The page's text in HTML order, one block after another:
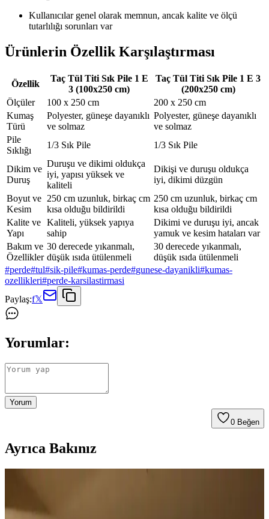
Kullanıcılar genel olarak memnun, ancak kalite ve ölçü
tutarlılığı sorunları var
Ürünlerin Özellik Karşılaştırması
Özellik
Taç Tül Titi Sık Pile 1 E
3 (100x250 cm)
Taç Tül Titi Sık Pile 1 E 3
(200x250 cm)
Ölçüler
100 x 250 cm
200 x 250 cm
Kumaş
Türü
Polyester, güneşe dayanıklı
ve solmaz
Polyester, güneşe dayanıklı
ve solmaz
Pile
Sıklığı
1/3 Sık Pile 1/3 Sık Pile
Dikim ve
Duruş
Duruşu ve dikimi oldukça
iyi, yapısı yüksek ve
kaliteli
Dikişi ve duruşu oldukça
iyi, dikimi düzgün
Boyut ve
Kesim
250 cm uzunluk, birkaç cm
kısa olduğu bildirildi
250 cm uzunluk, birkaç cm
kısa olduğu bildirildi
Kalite ve
Yapı
Kaliteli, yüksek yapıya
sahip
Dikimi ve duruşu iyi, ancak
yamuk ve kesim hataları var
Bakım ve
Özellikler
30 derecede yıkanmalı,
düşük ısıda ütülenmeli
30 derecede yıkanmalı,
düşük ısıda ütülenmeli
#perde#tul#sik-pile#kumas-perde#gunese-dayanikli#kumas-
ozellikleri#perde-karsilastirmasi
Paylaş:f𝕏
Yorumlar:
Yorum
0 Beğen
Ayrıca Bakınız